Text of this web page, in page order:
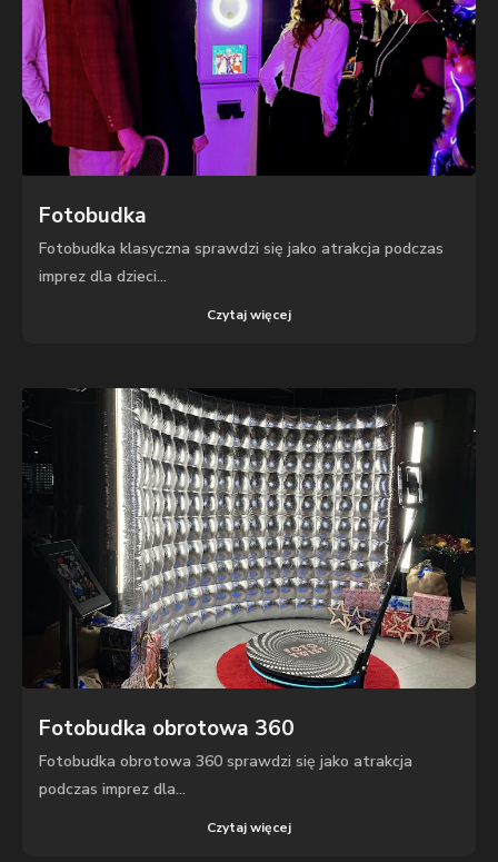
Fotobudka
Fotobudka klasyczna sprawdzi się jako atrakcja podczas
imprez dla dzieci...
Czytaj więcej
Fotobudka obrotowa 360
Fotobudka obrotowa 360 sprawdzi się jako atrakcja
podczas imprez dla...
Czytaj więcej